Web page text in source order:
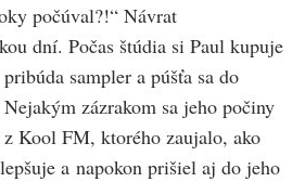
počúval?!“ Návrat
dní. Počas štúdia si Paul kupuje
sampler a púšťa sa do
zázrakom sa jeho počiny
Kool FM, ktorého zaujalo, ako
a napokon prišiel aj do jeho